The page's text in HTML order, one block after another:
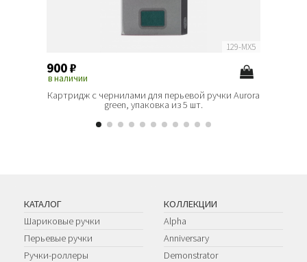
129-MX5
900₽
в наличии
Картридж с чернилами для перьевой ручки Aurora
green, упаковка из 5 шт.
КАТАЛОГ
Шариковые ручки
Перьевые ручки
Ручки-роллеры
КОЛЛЕКЦИИ
Alpha
Anniversary
Demonstrator